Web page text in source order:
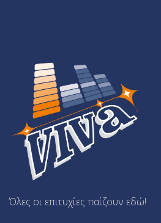
Όλες οι επιτυχίες παίζουν εδώ!